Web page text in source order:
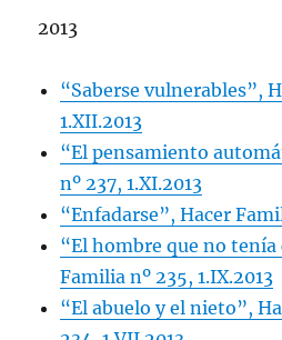
2013
“Saberse vulnerables”,
1.XII.2013
“El pensamiento
nº 237, 1.XI.2013
“Enfadarse”, Hacer
“El hombre que no tenía
Familia nº 235, 1.IX.2013
“El abuelo y el nieto”,